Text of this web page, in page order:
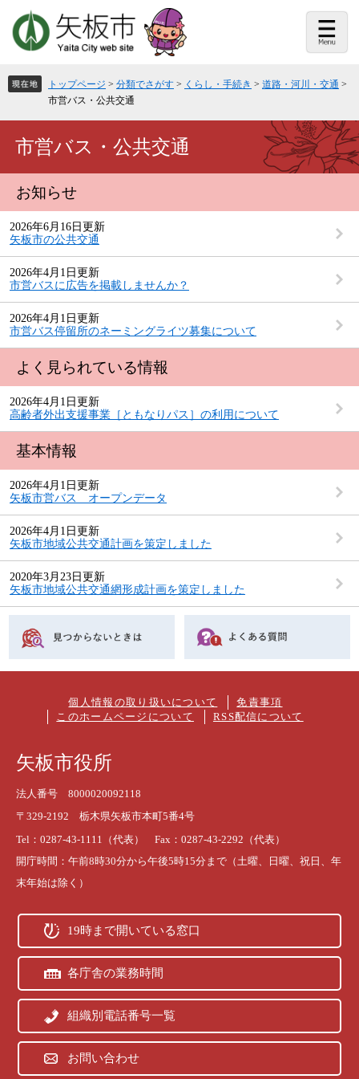
頭
で
飛
ば
て
トップページ > 分類でさがす > くらし・手続き > 道路・河川・交通 >
市営バス・公共交通
市営バス・公共交通
お知らせ
2026年6月16日更新
矢板市の公共交通
2026年4月1日更新
市営バスに広告を掲載しませんか？
2026年4月1日更新
市営バス停留所のネーミングライツ募集について
よく見られている情報
2026年4月1日更新
高齢者外出支援事業［ともなりパス］の利用について
基本情報
2026年4月1日更新
矢板市営バス オープンデータ
2026年4月1日更新
矢板市地域公共交通計画を策定しました
2020年3月23日更新
矢板市地域公共交通網形成計画を策定しました
個人情報の取り扱いについて
免責事項
このホームページについて
RSS配信について
矢板市役所
法人番号 8000020092118
〒329-2192 栃木県矢板市本町5番4号
Tel：0287-43-1111（代表） Fax：0287-43-2292（代表）
開庁時間：午前8時30分から午後5時15分まで（土曜、日曜、祝日、年
末年始は除く）
19時まで開いている窓口
各庁舎の業務時間
組織別電話番号一覧
お問い合わせ